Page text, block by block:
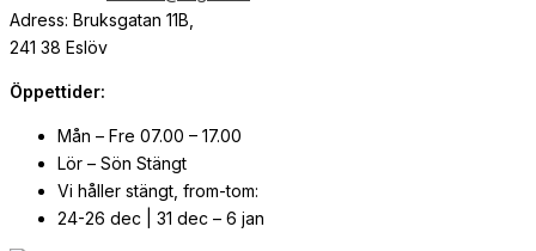
Adress: Bruksgatan 11B,
241 38 Eslöv
Öppettider:
Mån – Fre 07.00 – 17.00
Lör – Sön Stängt
Vi håller stängt, from-tom:
24-26 dec | 31 dec – 6 jan